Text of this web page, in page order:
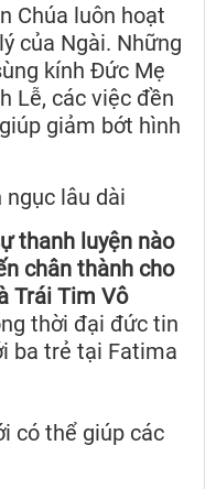
Chúa luôn hoạt
của Ngài. Những
kính Đức Mẹ
Lễ, các việc đền
giảm bớt hình
ngục lâu dài
thanh luyện nào
chân thành cho
Trái Tim Vô
thời đại đức tin
ba trẻ tại Fatima
có thể giúp các